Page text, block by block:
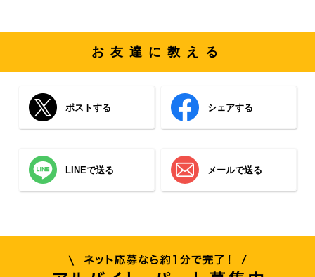
お友達に教える
ポストする シェアする
LINEで送る メールで送る